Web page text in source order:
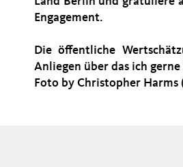
Engagement.
Die öffentliche
Anliegen über das ich
Foto by Christopher Harms